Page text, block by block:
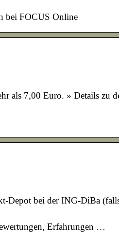
bei FOCUS Online
als 7,00 Euro. » Details zu
Depot bei der ING-DiBa
Erfahrungen …